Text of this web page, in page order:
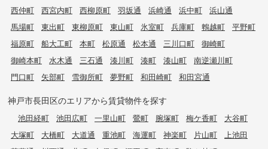
西仲町
西宮内町 西柳原町 羽坂通 浜崎通 浜中町
浜山通
馬場町
東出町 東柳原町 東山町 氷室町 兵庫町 鵯越町
平野町
福原町
船大工町 本町 松原通 松本通 三川口町
御崎町
御崎本町
水木通 三石通 湊川町 湊町 湊山町
南逆瀬川町
門口町
矢部町 雪御所町 夢野町 和田崎町 和田宮通
神戸市長田区のエリアから賃貸物件を探す
池田経町 池田広町 一里山町 鶯町 腕塚町 梅ケ香町
大谷町
大塚町
大橋町 大道通 重池町 海運町 神楽町 片山町
上池田